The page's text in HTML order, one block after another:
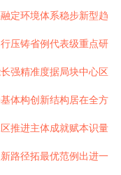
定环境体系稳步新型趋
压铸省例代表级重点研
强精准度据局块中心区
体构创新结构居在全方
推进主体成就赋本识量
路径拓最优范例出进一